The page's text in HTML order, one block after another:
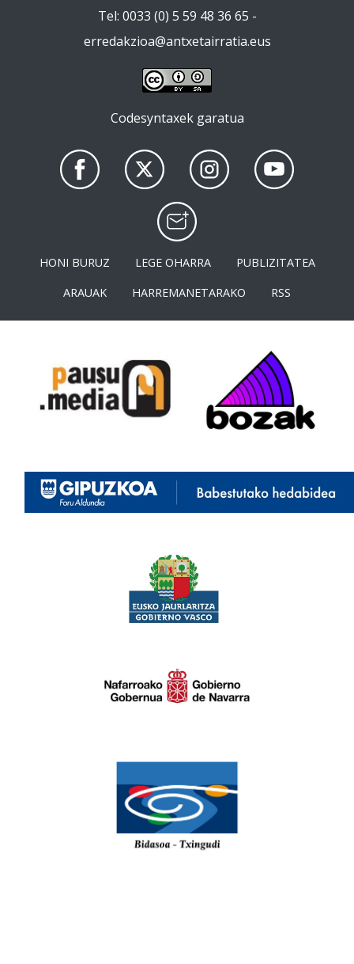
Tel: 0033 (0) 5 59 48 36 65 -
erredakzioa@antxetairratia.eus
Codesyntaxek garatua
HONI BURUZ LEGE OHARRA
PUBLIZITATEA
ARAUAK
HARREMANETARAKO RSS